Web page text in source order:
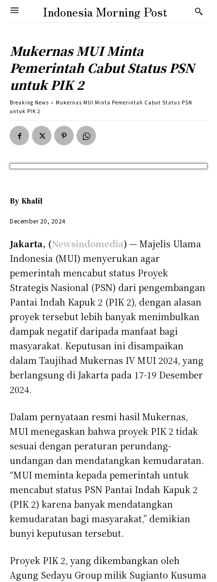
Indonesia Morning Post
Mukernas MUI Minta
Pemerintah Cabut Status PSN
untuk PIK 2
Breaking News
Mukernas MUI Minta Pemerintah Cabut Status PSN
untuk PIK 2
By Khalil
December 20, 2024
Jakarta, (Newsindomedia) — Majelis Ulama
Indonesia (MUI) menyerukan agar
pemerintah mencabut status Proyek
Strategis Nasional (PSN) dari pengembangan
Pantai Indah Kapuk 2 (PIK 2), dengan alasan
proyek tersebut lebih banyak menimbulkan
dampak negatif daripada manfaat bagi
masyarakat. Keputusan ini disampaikan
dalam Taujihad Mukernas IV MUI 2024, yang
berlangsung di Jakarta pada 17-19 Desember
2024.
Dalam pernyataan resmi hasil Mukernas,
MUI menegaskan bahwa proyek PIK 2 tidak
sesuai dengan peraturan perundang-
undangan dan mendatangkan kemudaratan.
“MUI meminta kepada pemerintah untuk
mencabut status PSN Pantai Indah Kapuk 2
(PIK 2) karena banyak mendatangkan
kemudaratan bagi masyarakat,” demikian
bunyi keputusan tersebut.
Proyek PIK 2, yang dikembangkan oleh
Agung Sedayu Group milik Sugianto Kusuma